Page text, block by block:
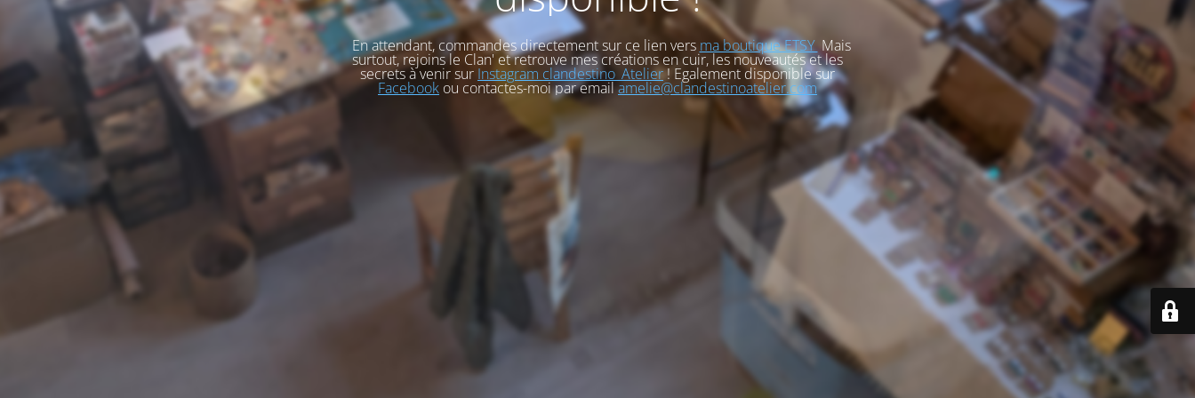
En attendant, commandes directement sur ce lien vers ma boutique ETSY Mais
surtout, rejoins le Clan' et retrouve mes créations en cuir, les nouveautés et les
secrets à venir sur Instagram clandestino_Atelier! Egalement disponible sur
Facebook ou contactes-moi par emailamelie@clandestinoatelier.com